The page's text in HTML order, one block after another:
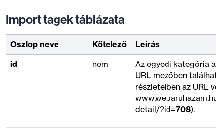
Import tagek táblázata
Oszlop neve Kötelező
Leírás
id
nem
Az egyedi kategória
URL mezőben
részleteiben az URL
detail/?id=708).